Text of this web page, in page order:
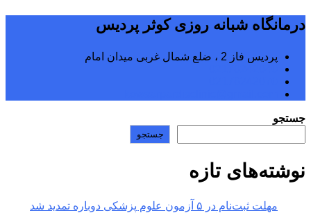
درمانگاه شبانه روزی کوثر پردیس
پردیس فاز 2 ، ضلع شمال غربی میدان امام
جستجو
جستجو
نوشته‌های تازه
مهلت ثبت‌نام در ۵ آزمون علوم پزشکی دوباره تمدید شد